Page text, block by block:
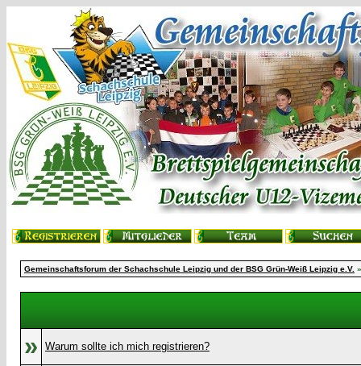
Gemeinschaftsforum der Schachschule Leipzig und der BSG Grün-Weiß Leipzig e.V.
» Warum sollte ich mich registrieren?